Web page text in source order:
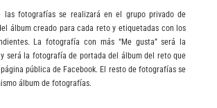
las fotografías se realizará en el grupo privado de
álbum creado para cada reto y etiquetadas con los
La fotografía con más “Me gusta” será la
será la fotografía de portada del álbum del reto que
pública de Facebook. El resto de fotografías se
álbum de fotografías.